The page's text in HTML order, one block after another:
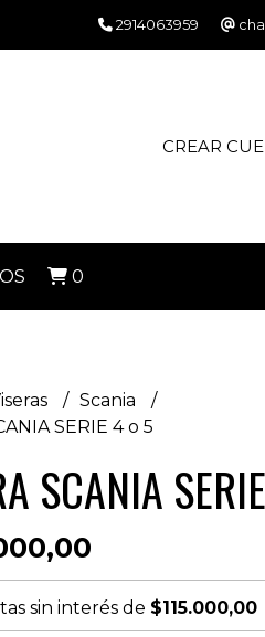
2914063959
CREAR
0
Scania
SERIE 4 o 5
SCANIA
sin interés de $115.000,00